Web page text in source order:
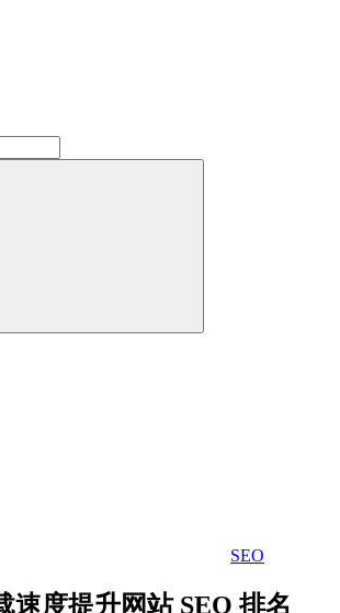
SEO
速度提升网站 SEO 排名